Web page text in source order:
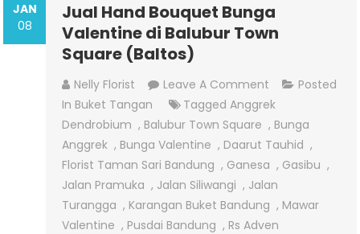
JAN
08
Jual Hand Bouquet Bunga
Valentine di Balubur Town
Square (Baltos)
Nelly Florist Leave A Comment On
Jual
Hand
Bouquet
Bunga
Valentine
Di
Balubur
Posted
In Buket Tangan TaggedAnggrek
Dendrobium , Balubur Town Square , Bunga
Anggrek , Bunga Valentine , Daarut Tauhid ,
Florist Taman Sari Bandung , Ganesa , Gasibu ,
Jalan Pramuka , Jalan Siliwangi , Jalan
Turangga , Karangan Buket Bandung , Mawar
Valentine , Pusdai Bandung , Rs Adven